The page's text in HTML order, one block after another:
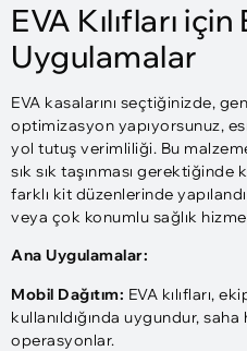
EVA Kılıfları için
Uygulamalar
EVA kasalarını seçtiğinizde,
optimizasyon yapıyorsunuz,
yol tutuş verimliliği. Bu
sık sık taşınması gerektiğinde
farklı kit düzenlerinde
veya çok konumlu sağlık
Ana Uygulamalar:
Mobil Dağıtım: EVA kılıfları,
kullanıldığında uygundur,
operasyonlar.